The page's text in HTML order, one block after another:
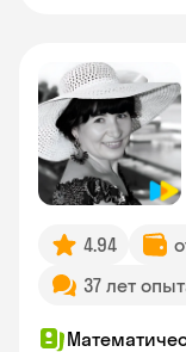
4.94
37 лет